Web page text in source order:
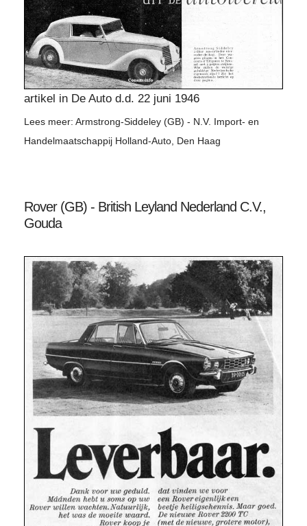
artikel in De Auto d.d. 22 juni 1946
Lees meer: Armstrong-Siddeley (GB) - N.V. Import- en
Handelmaatschappij Holland-Auto, Den Haag
Rover (GB) - British Leyland Nederland C.V.,
Gouda